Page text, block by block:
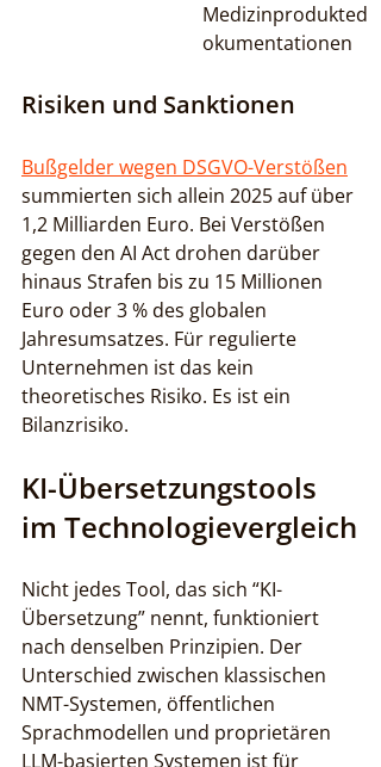
Medizinprodukted
okumentationen
Risiken und Sanktionen
Bußgelder wegen DSGVO-Verstößen
summierten sich allein 2025 auf über
1,2 Milliarden Euro. Bei Verstößen
gegen den AI Act drohen darüber
hinaus Strafen bis zu 15 Millionen
Euro oder 3 % des globalen
Jahresumsatzes. Für regulierte
Unternehmen ist das kein
theoretisches Risiko. Es ist ein
Bilanzrisiko.
KI-Übersetzungstools
im Technologievergleich
Nicht jedes Tool, das sich “KI-
Übersetzung” nennt, funktioniert
nach denselben Prinzipien. Der
Unterschied zwischen klassischen
NMT-Systemen, öffentlichen
Sprachmodellen und proprietären
LLM-basierten Systemen ist für